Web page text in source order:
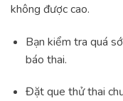
không được cao.
Bạn kiểm tra quá
báo thai.
Đặt que thử thai